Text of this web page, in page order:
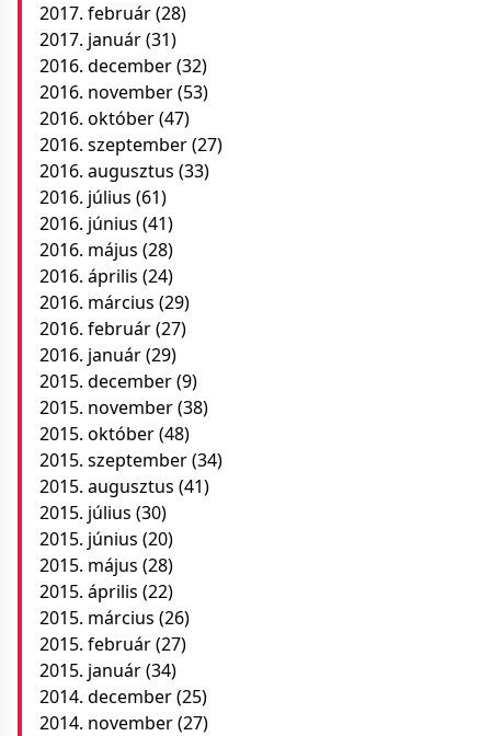
2017. február(28)
2017. január(31)
2016. december(32)
2016. november(53)
2016. október(47)
2016. szeptember(27)
2016. augusztus (33)
2016. július (61)
2016. június (41)
2016. május (28)
2016. április (24)
2016. március (29)
2016. február(27)
2016. január(29)
2015. december(9)
2015. november(38)
2015. október(48)
2015. szeptember(34)
2015. augusztus (41)
2015. július (30)
2015. június (20)
2015. május (28)
2015. április (22)
2015. március (26)
2015. február(27)
2015. január(34)
2014. december(25)
2014. november(27)